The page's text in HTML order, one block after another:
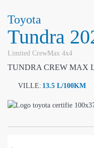
Toyota
Tundra
Limited CrewMax 4x4
TUNDRA CREW MAX
VILLE: 13.5 L/100KM